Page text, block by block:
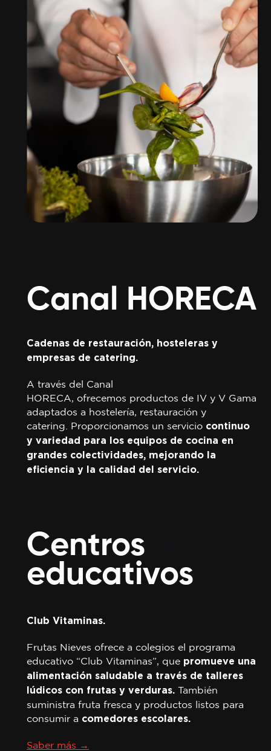
Canal HORECA
Cadenas de restauración, hosteleras y
empresas de catering.
A través del Canal
HORECA, ofrecemos productos de IV y V Gama
adaptados a hostelería, restauración y
catering. Proporcionamos un servicio continuo
y variedad para los equipos de cocina en
grandes colectividades, mejorando la
eficiencia y la calidad del servicio.
Centros
educativos
Club Vitaminas.
Frutas Nieves ofrece a colegios el programa
educativo “Club Vitaminas”, que promueve una
alimentación saludable a través de talleres
lúdicos con frutas y verduras. También
suministra fruta fresca y productos listos para
consumir a comedores escolares.
Saber más →